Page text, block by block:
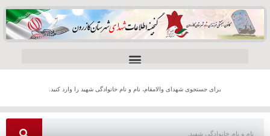
برای جستجوی شهدای والامقام، نام و نام خانوادگی شهید را وارد کنید.